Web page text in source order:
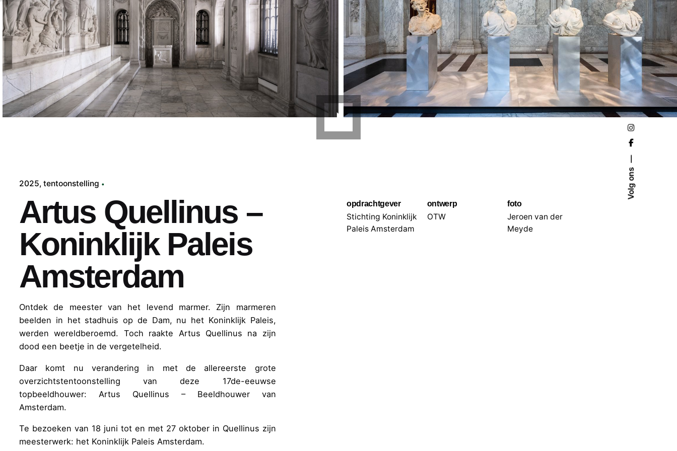
Volg ons
2025 tentoonstelling
Artus Quellinus –
Koninklijk Paleis
Amsterdam
Ontdek de meester van het levend marmer. Zijn marmeren
beelden in het stadhuis op de Dam, nu het Koninklijk Paleis,
werden wereldberoemd. Toch raakte Artus Quellinus na zijn
dood een beetje in de vergetelheid.
Daar komt nu verandering in met de allereerste grote
overzichtstentoonstelling van deze 17de-eeuwse
topbeeldhouwer: Artus Quellinus – Beeldhouwer van
Amsterdam.
Te bezoeken van 18 juni tot en met 27 oktober in Quellinus zijn
meesterwerk: het Koninklijk Paleis Amsterdam.
opdrachtgever
Stichting Koninklijk
Paleis Amsterdam
ontwerp
OTW
foto
Jeroen van der
Meyde